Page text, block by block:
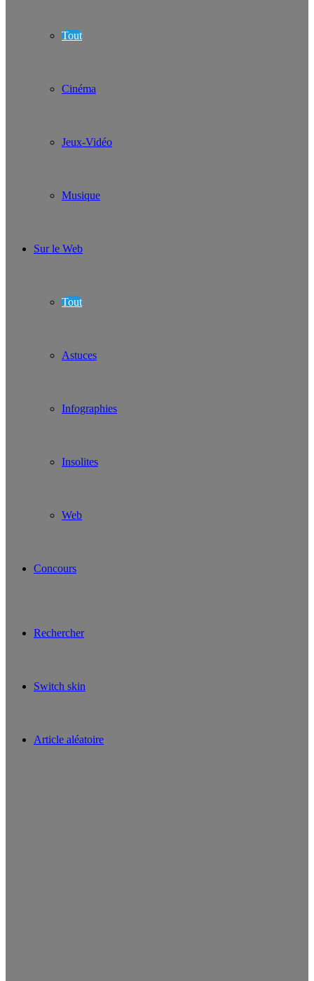
Tout
Cinéma
Jeux-Vidéo
Musique
Sur le Web
Tout
Astuces
Infographies
Insolites
Web
Concours
Rechercher
Switch skin
Article aléatoire